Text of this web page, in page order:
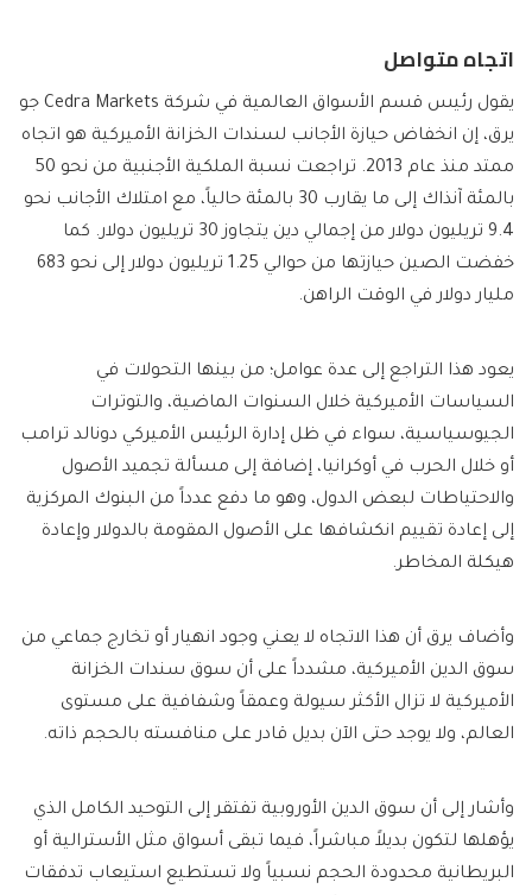
اتجاه متواصل
يقول رئيس قسم الأسواق العالمية في شركة Cedra Markets جو
يرق، إن انخفاض حيازة الأجانب لسندات الخزانة الأميركية هو اتجاه
ممتد منذ عام 2013. تراجعت نسبة الملكية الأجنبية من نحو 50
بالمئة آنذاك إلى ما يقارب 30 بالمئة حالياً، مع امتلاك الأجانب نحو
9.4 تريليون دولار من إجمالي دين يتجاوز 30 تريليون دولار. كما
خفضت الصين حيازتها من حوالي 1.25 تريليون دولار إلى نحو 683
مليار دولار في الوقت الراهن.
يعود هذا التراجع إلى عدة عوامل؛ من بينها التحولات في
السياسات الأميركية خلال السنوات الماضية، والتوترات
الجيوسياسية، سواء في ظل إدارة الرئيس الأميركي دونالد ترامب
أو خلال الحرب في أوكرانيا، إضافة إلى مسألة تجميد الأصول
والاحتياطات لبعض الدول، وهو ما دفع عدداً من البنوك المركزية
إلى إعادة تقييم انكشافها على الأصول المقومة بالدولار وإعادة
هيكلة المخاطر.
وأضاف يرق أن هذا الاتجاه لا يعني وجود انهيار أو تخارج جماعي من
سوق الدين الأميركية، مشدداً على أن سوق سندات الخزانة
الأميركية لا تزال الأكثر سيولة وعمقاً وشفافية على مستوى
العالم، ولا يوجد حتى الآن بديل قادر على منافسته بالحجم ذاته.
وأشار إلى أن سوق الدين الأوروبية تفتقر إلى التوحيد الكامل الذي
يؤهلها لتكون بديلاً مباشراً، فيما تبقى أسواق مثل الأسترالية أو
البريطانية محدودة الحجم نسبياً ولا تستطيع استيعاب تدفقات